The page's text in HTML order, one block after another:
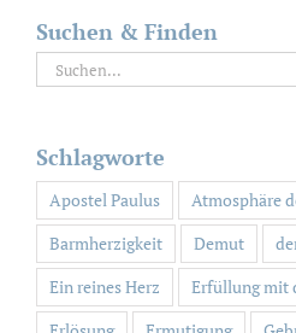
Suchen & Finden
Suche
nach:
Schlagworte
Apostel Paulus
Atmosphäre
Barmherzigkeit
Demut
Ein reines Herz
Erfüllung mit